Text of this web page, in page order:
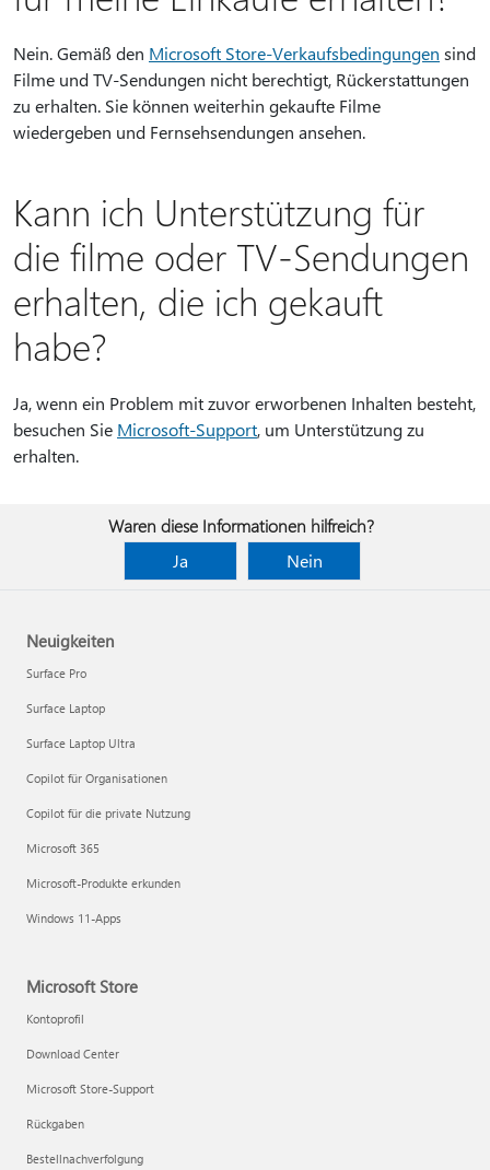
Nein. Gemäß den Microsoft Store-Verkaufsbedingungen sind
Filme und TV-Sendungen nicht berechtigt, Rückerstattungen
zu erhalten. Sie können weiterhin gekaufte Filme
wiedergeben und Fernsehsendungen ansehen.
Kann ich Unterstützung für
die filme oder TV-Sendungen
erhalten, die ich gekauft
habe?
Ja, wenn ein Problem mit zuvor erworbenen Inhalten besteht,
besuchen Sie Microsoft-Support, um Unterstützung zu
erhalten.
Waren diese Informationen hilfreich?
Ja
Nein
Neuigkeiten
Surface Pro
Surface Laptop
Surface Laptop Ultra
Copilot für Organisationen
Copilot für die private Nutzung
Microsoft 365
Microsoft-Produkte erkunden
Windows 11-Apps
Microsoft Store
Kontoprofil
Download Center
Microsoft Store-Support
Rückgaben
Bestellnachverfolgung